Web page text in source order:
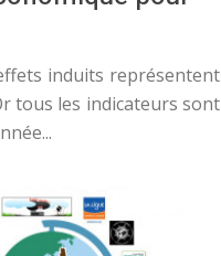
induits représentent
tous les indicateurs sont